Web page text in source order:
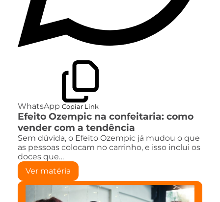
WhatsApp Copiar Link
Efeito Ozempic na confeitaria: como
vender com a tendência
Sem dúvida, o Efeito Ozempic já mudou o que
as pessoas colocam no carrinho, e isso inclui os
doces que…
Ver matéria